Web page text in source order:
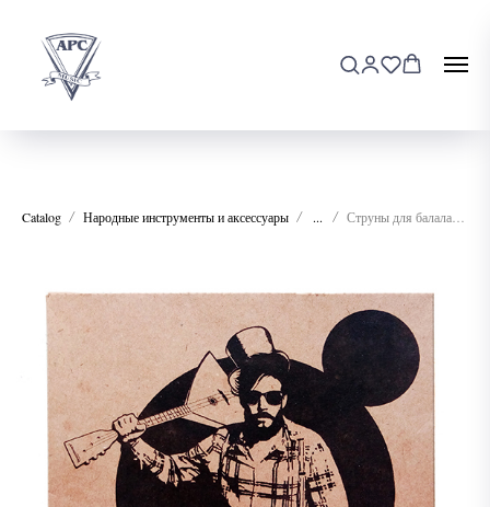
Catalog Народные инструменты и аксессуары ...